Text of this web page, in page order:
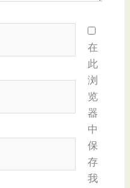
在
此
浏
览
器
中
保
存
我